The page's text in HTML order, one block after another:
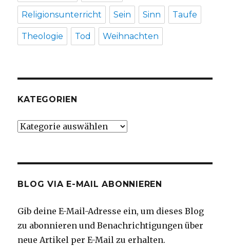
Religionsunterricht Sein Sinn Taufe
Theologie Tod Weihnachten
KATEGORIEN
Kategorien
BLOG VIA E-MAIL ABONNIEREN
Gib deine E-Mail-Adresse ein, um dieses Blog
zu abonnieren und Benachrichtigungen über
neue Artikel per E-Mail zu erhalten.